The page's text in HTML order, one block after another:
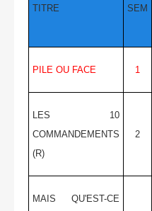
TITRE SEM
PILE OU FACE 1
LES 10
COMMANDEMENTS
(R)
2
MAIS QU'EST-CE